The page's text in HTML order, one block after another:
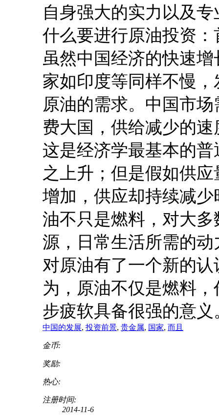
自身强大的实力以及
什么要进行原油投资
虽然中国经济的快速
家如印度等同样不慢
原油的需求。中国市
费大国，供给减少的
这是经济学最基本的
之上升；但是假如供
增加，供应却持续减
油不只是燃料，对大
源，日常生活所需的
对原油有了一个新的
为，原油不仅是燃料
步疲软具备很强的意义
中国的发展, 投资前景, 贵金属, 国家, 而且
金币:
奖励:
热心:
注册时间:
2014-11-6